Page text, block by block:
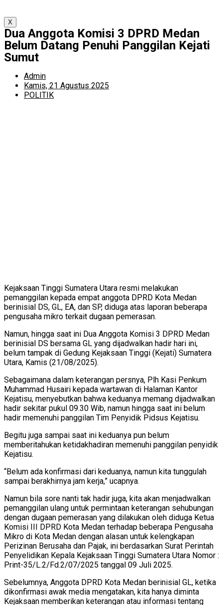
X
Dua Anggota Komisi 3 DPRD Medan
Belum Datang Penuhi Panggilan Kejati
Sumut
Admin
Kamis, 21 Agustus 2025
POLITIK
Kejaksaan Tinggi Sumatera Utara resmi melakukan
pemanggilan kepada empat anggota DPRD Kota Medan
berinisial DS, GL, EA, dan SP, diduga atas laporan beberapa
pengusaha mikro terkait dugaan pemerasan.
Namun, hingga saat ini Dua Anggota Komisi 3 DPRD Medan
berinisial DS bersama GL yang dijadwalkan hadir hari ini,
belum tampak di Gedung Kejaksaan Tinggi (Kejati) Sumatera
Utara, Kamis (21/08/2025).
Sebagaimana dalam keterangan persnya, Plh Kasi Penkum
Muhammad Husairi kepada wartawan di Halaman Kantor
Kejatisu, menyebutkan bahwa keduanya memang dijadwalkan
hadir sekitar pukul 09.30 Wib, namun hingga saat ini belum
hadir memenuhi panggilan Tim Penyidik Pidsus Kejatisu.
Begitu juga sampai saat ini keduanya pun belum
memberitahukan ketidakhadiran memenuhi panggilan penyidik
Kejatisu.
“Belum ada konfirmasi dari keduanya, namun kita tunggulah
sampai berakhirnya jam kerja,” ucapnya.
Namun bila sore nanti tak hadir juga, kita akan menjadwalkan
pemanggilan ulang untuk permintaan keterangan sehubungan
dengan dugaan pemerasan yang dilakukan oleh diduga Ketua
Komisi III DPRD Kota Medan terhadap beberapa Pengusaha
Mikro di Kota Medan dengan alasan untuk kelengkapan
Perizinan Berusaha dan Pajak, ini berdasarkan Surat Perintah
Penyelidikan Kepala Kejaksaan Tinggi Sumatera Utara Nomor :
Print-35/L.2/Fd.2/07/2025 tanggal 09 Juli 2025.
Sebelumnya, Anggota DPRD Kota Medan berinisial GL, ketika
dikonfirmasi awak media mengatakan, kita hanya diminta
Kejaksaan memberikan keterangan atau informasi tentang